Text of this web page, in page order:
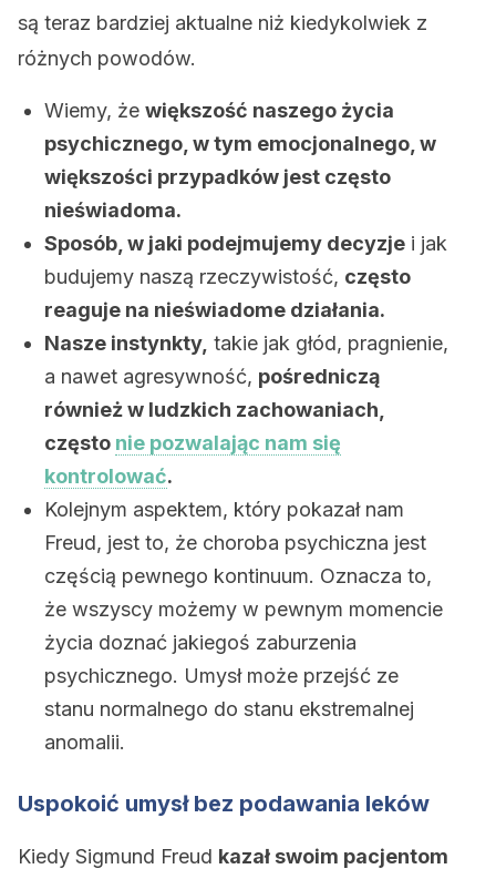
są teraz bardziej aktualne niż kiedykolwiek z
różnych powodów.
Wiemy, że większość naszego życia
psychicznego, w tym emocjonalnego, w
większości przypadków jest często
nieświadoma.
Sposób, w jaki podejmujemy decyzje i jak
budujemy naszą rzeczywistość, często
reaguje na nieświadome działania.
Nasze instynkty, takie jak głód, pragnienie,
a nawet agresywność, pośredniczą
również w ludzkich zachowaniach,
często nie pozwalając nam się
kontrolować.
Kolejnym aspektem, który pokazał nam
Freud, jest to, że choroba psychiczna jest
częścią pewnego kontinuum. Oznacza to,
że wszyscy możemy w pewnym momencie
życia doznać jakiegoś zaburzenia
psychicznego. Umysł może przejść ze
stanu normalnego do stanu ekstremalnej
anomalii.
Uspokoić umysł bez podawania leków
Kiedy Sigmund Freud kazał swoim pacjentom